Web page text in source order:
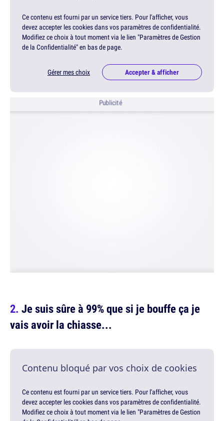
Ce contenu est fourni par un service tiers. Pour l'afficher, vous
devez accepter les cookies dans vos paramètres de confidentialité.
Modifiez ce choix à tout moment via le lien "Paramètres de Gestion
de la Confidentialité" en bas de page.
Gérer mes choix Accepter & afficher
Publicité
Je suis sûre à 99% que si je bouffe ça je
vais avoir la chiasse...
Contenu bloqué par vos choix de cookies
Ce contenu est fourni par un service tiers. Pour l'afficher, vous
devez accepter les cookies dans vos paramètres de confidentialité.
Modifiez ce choix à tout moment via le lien "Paramètres de Gestion